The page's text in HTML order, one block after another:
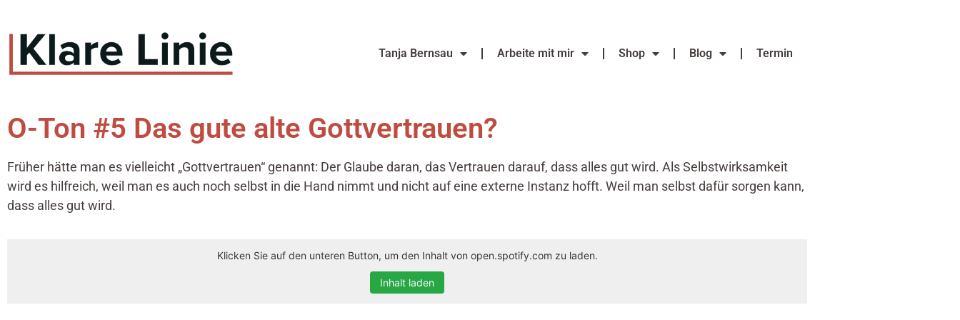
Tanja Bernsau Arbeite mit mir Shop Blog Termin
O-Ton #5 Das gute alte Gottvertrauen?
Früher hätte man es vielleicht „Gottvertrauen“ genannt: Der Glaube daran, das Vertrauen darauf, dass alles gut wird. Als Selbstwirksamkeit
wird es hilfreich, weil man es auch noch selbst in die Hand nimmt und nicht auf eine externe Instanz hofft. Weil man selbst dafür sorgen kann,
dass alles gut wird.
Klicken Sie auf den unteren Button, um den Inhalt von open.spotify.com zu laden.
Inhalt laden